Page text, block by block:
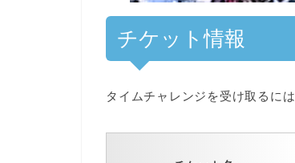
チケット情報
タイムチャレンジを受け取るには